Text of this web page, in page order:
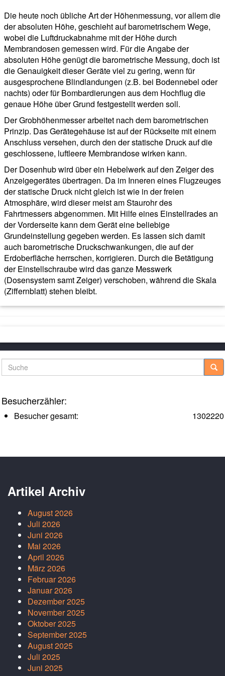
Die heute noch übliche Art der Höhenmessung, vor allem die
der absoluten Höhe, geschieht auf barometrischem Wege,
wobei die Luftdruckabnahme mit der Höhe durch
Membrandosen gemessen wird. Für die Angabe der
absoluten Höhe genügt die barometrische Messung, doch ist
die Genauigkeit dieser Geräte viel zu gering, wenn für
ausgesprochene Blindlandungen (z.B. bei Bodennebel oder
nachts) oder für Bombardierungen aus dem Hochflug die
genaue Höhe über Grund festgestellt werden soll.
Der Grobhöhenmesser arbeitet nach dem barometrischen
Prinzip. Das Gerätegehäuse ist auf der Rückseite mit einem
Anschluss versehen, durch den der statische Druck auf die
geschlossene, luftleere Membrandose wirken kann.
Der Dosenhub wird über ein Hebelwerk auf den Zeiger des
Anzeigegerätes übertragen. Da im Inneren eines Flugzeuges
der statische Druck nicht gleich ist wie in der freien
Atmosphäre, wird dieser meist am Staurohr des
Fahrtmessers abgenommen. Mit Hilfe eines Einstellrades an
der Vorderseite kann dem Gerät eine beliebige
Grundeinstellung gegeben werden. Es lassen sich damit
auch barometrische Druckschwankungen, die auf der
Erdoberfläche herrschen, korrigieren. Durch die Betätigung
der Einstellschraube wird das ganze Messwerk
(Dosensystem samt Zeiger) verschoben, während die Skala
(Ziffernblatt) stehen bleibt.
Suche
Besucherzähler:
1302220
Besucher gesamt:
Artikel Archiv
August 2026
Juli 2026
Juni 2026
Mai 2026
April 2026
März 2026
Februar 2026
Januar 2026
Dezember 2025
November 2025
Oktober 2025
September 2025
August 2025
Juli 2025
Juni 2025